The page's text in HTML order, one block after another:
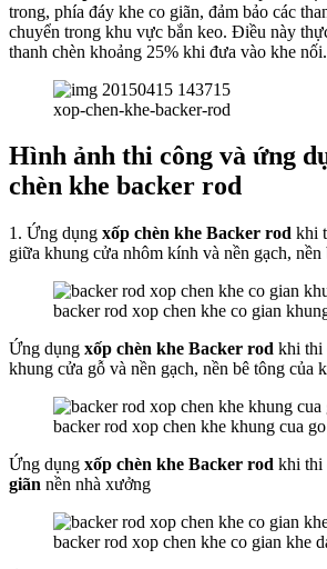
trong, phía đáy khe co giãn, đảm bảo các
chuyển trong khu vực bắn keo. Điều này
thanh chèn khoảng 25% khi đưa vào khe nối.
xop-chen-khe-backer-rod
Hình ảnh thi công và ứng
chèn khe backer rod
1. Ứng dụng xốp chèn khe Backer rod khi
giữa khung cửa nhôm kính và nền gạch, nền
backer rod xop chen khe co gian
Ứng dụng xốp chèn khe Backer rod khi thi
khung cửa gỗ và nền gạch, nền bê tông của
backer rod xop chen khe khung cua go
Ứng dụng xốp chèn khe Backer rod khi thi
giãn nền nhà xưởng
backer rod xop chen khe co gian khe